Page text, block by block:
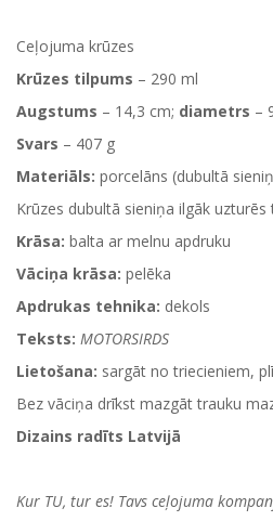
Ceļojuma krūzes
Krūzes tilpums – 290 ml
Augstums – 14,3 cm; diametrs –
Svars – 407 g
Materiāls: porcelāns (dubultā
Krūzes dubultā sieniņa ilgāk uzturēs
Krāsa: balta ar melnu apdruku
Vāciņa krāsa: pelēka
Apdrukas tehnika: dekols
Teksts: MOTORSIRDS
Lietošana: sargāt no triecieniem,
Bez vāciņa drīkst mazgāt trauku
Dizains radīts Latvijā
Kur TU, tur es! Tavs ceļojuma